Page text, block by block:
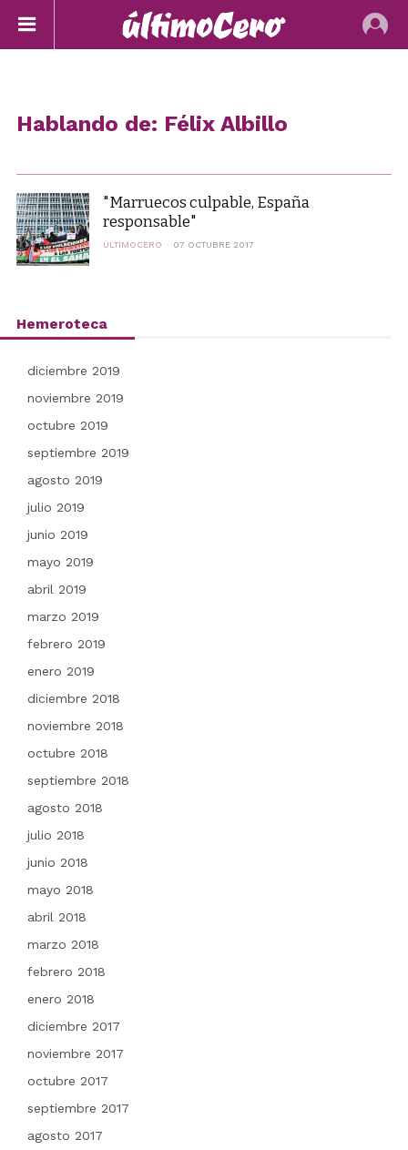
Hablando de: Félix Albillo
"Marruecos culpable, España
responsable"
ÚLTIMOCERO 07 OCTUBRE 2017
Hemeroteca
diciembre 2019
noviembre 2019
octubre 2019
septiembre 2019
agosto 2019
julio 2019
junio 2019
mayo 2019
abril 2019
marzo 2019
febrero 2019
enero 2019
diciembre 2018
noviembre 2018
octubre 2018
septiembre 2018
agosto 2018
julio 2018
junio 2018
mayo 2018
abril 2018
marzo 2018
febrero 2018
enero 2018
diciembre 2017
noviembre 2017
octubre 2017
septiembre 2017
agosto 2017